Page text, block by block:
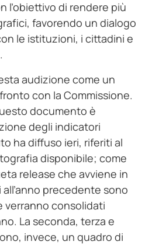
l’obiettivo di rendere più
favorendo un dialogo
le istituzioni, i cittadini e
audizione come un
con la Commissione.
documento è
degli indicatori
ha diffuso ieri, riferiti al
disponibile; come
release che avviene in
precedente sono
verranno consolidati
La seconda, terza e
invece, un quadro di